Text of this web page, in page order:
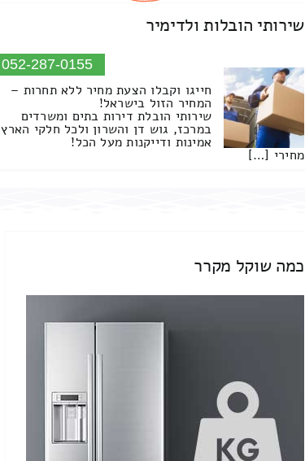
שירותי הובלות ולדימיר
052-287-0155
חייגו וקבלו הצעת מחיר ללא תחרות –
המחיר הזול בישראל!
שירותי הובלת דירות בתים ומשרדים
במרכז, גוש דן והשרון ולכל חלקי הארץ
אמינות ודייקנות מעל הכל!
מחירי […]
כמה שוקל מקרר